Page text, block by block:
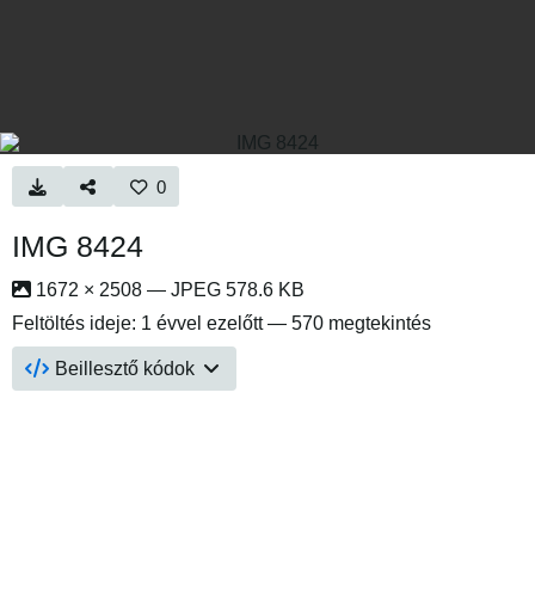
0
IMG 8424
1672 × 2508 — JPEG 578.6 KB
Feltöltés ideje: 1 évvel ezelőtt— 570 megtekintés
Beillesztő kódok